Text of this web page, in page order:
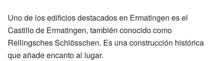
Uno de los edificios destacados en Ermatingen es el
Castillo de Ermatingen, también conocido como
Rellingsches Schlösschen. Es una construcción histórica
que añade encanto al lugar.